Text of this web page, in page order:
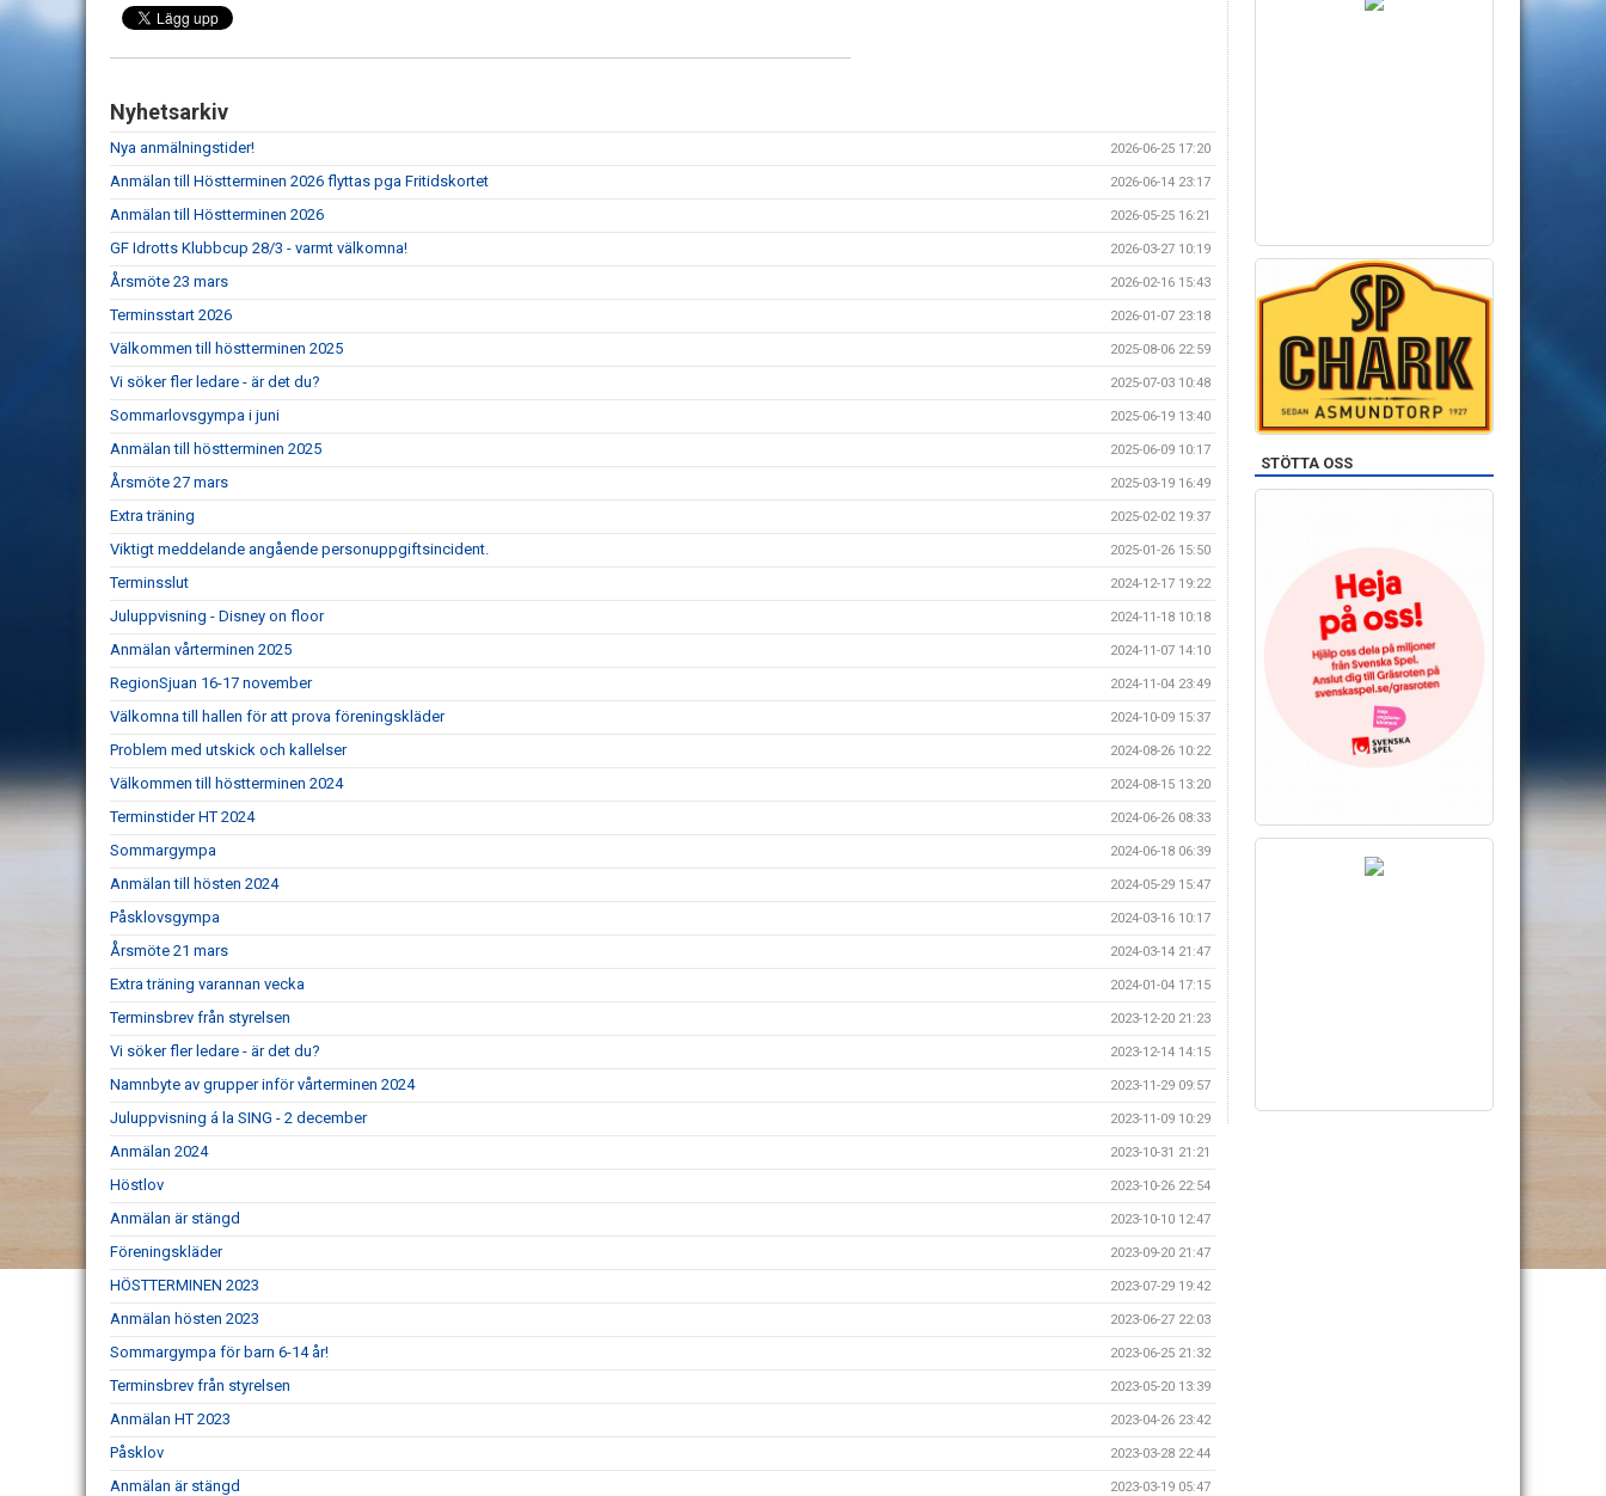
Nyhetsarkiv
Nya anmälningstider! 2026-06-25 17:20
Anmälan till Höstterminen 2026 flyttas pga Fritidskortet 2026-06-14 23:17
Anmälan till Höstterminen 2026 2026-05-25 16:21
GF Idrotts Klubbcup 28/3 - varmt välkomna! 2026-03-27 10:19
Årsmöte 23 mars 2026-02-16 15:43
Terminsstart 2026 2026-01-07 23:18
Välkommen till höstterminen 2025 2025-08-06 22:59
Vi söker fler ledare - är det du? 2025-07-03 10:48
Sommarlovsgympa i juni 2025-06-19 13:40
Anmälan till höstterminen 2025 2025-06-09 10:17
Årsmöte 27 mars 2025-03-19 16:49
Extra träning 2025-02-02 19:37
Viktigt meddelande angående personuppgiftsincident. 2025-01-26 15:50
Terminsslut 2024-12-17 19:22
Juluppvisning - Disney on floor 2024-11-18 10:18
Anmälan vårterminen 2025 2024-11-07 14:10
RegionSjuan 16-17 november 2024-11-04 23:49
Välkomna till hallen för att prova föreningskläder 2024-10-09 15:37
Problem med utskick och kallelser 2024-08-26 10:22
Välkommen till höstterminen 2024 2024-08-15 13:20
Terminstider HT 2024 2024-06-26 08:33
Sommargympa 2024-06-18 06:39
Anmälan till hösten 2024 2024-05-29 15:47
Påsklovsgympa 2024-03-16 10:17
Årsmöte 21 mars 2024-03-14 21:47
Extra träning varannan vecka 2024-01-04 17:15
Terminsbrev från styrelsen 2023-12-20 21:23
Vi söker fler ledare - är det du? 2023-12-14 14:15
Namnbyte av grupper inför vårterminen 2024 2023-11-29 09:57
Juluppvisning á la SING - 2 december 2023-11-09 10:29
Anmälan 2024 2023-10-31 21:21
Höstlov 2023-10-26 22:54
Anmälan är stängd 2023-10-10 12:47
Föreningskläder 2023-09-20 21:47
HÖSTTERMINEN 2023 2023-07-29 19:42
Anmälan hösten 2023 2023-06-27 22:03
Sommargympa för barn 6-14 år! 2023-06-25 21:32
Terminsbrev från styrelsen 2023-05-20 13:39
Anmälan HT 2023 2023-04-26 23:42
Påsklov 2023-03-28 22:44
Anmälan är stängd 2023-03-19 05:47
STÖTTA OSS